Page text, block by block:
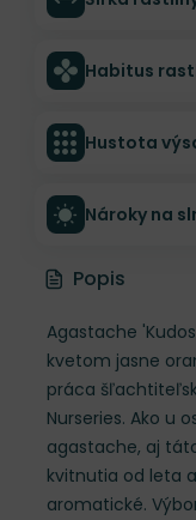
Habitus
Hustota
Nároky na
Popis
Agastache
kvetom jasne
práca
Nurseries. Ako u
agastache, aj
kvitnutia od leta
aromatické.